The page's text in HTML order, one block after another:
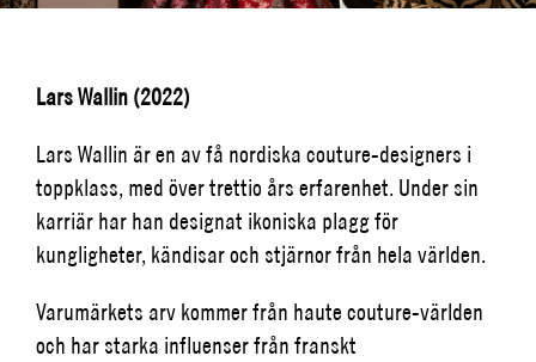
Lars Wallin (2022)
Lars Wallin är en av få nordiska couture-designers i
toppklass, med över trettio års erfarenhet. Under sin
karriär har han designat ikoniska plagg för
kungligheter, kändisar och stjärnor från hela världen.
Varumärkets arv kommer från haute couture-världen
och har starka influenser från franskt